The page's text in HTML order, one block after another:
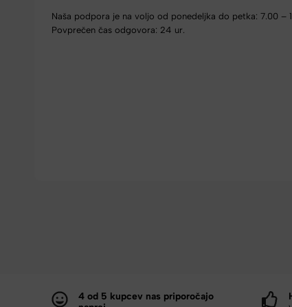
Naša podpora je na voljo od ponedeljka do petka: 7.00 –
Povprečen čas odgovora: 24 ur.
4 od 5 kupcev nas priporočajo